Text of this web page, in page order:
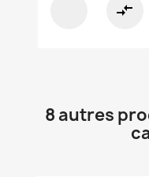
compare_arrows
8 autres